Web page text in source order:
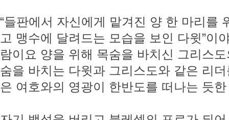
“들판에서 자신에게 맡겨진 양 한 마리를
고 맹수에 달려드는 모습을 보인 다윗”이
람이요 양을 위해 목숨을 바치신 그리스
숨을 바치는 다윗과 그리스도와 같은 리
은 여호와의 영광이 한반도를 떠나는 듯